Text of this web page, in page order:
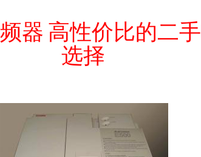
器 高性价比的二
选择